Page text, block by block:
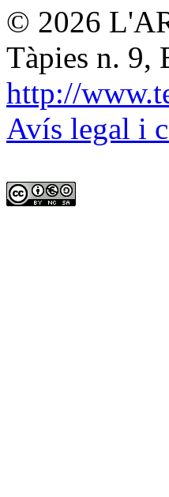
© 2026
Tàpies n. 9,
http://
Avís legal i